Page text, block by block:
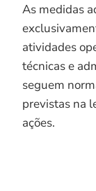
As medidas
atividades
técnicas e
seguem
previstas na
ações.